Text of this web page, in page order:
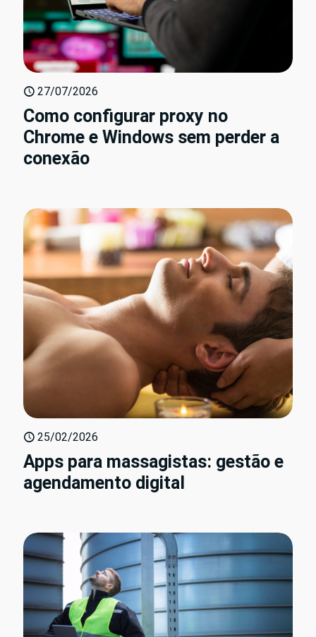
27/07/2026
Como configurar proxy no
Chrome e Windows sem perder a
conexão
25/02/2026
Apps para massagistas: gestão e
agendamento digital